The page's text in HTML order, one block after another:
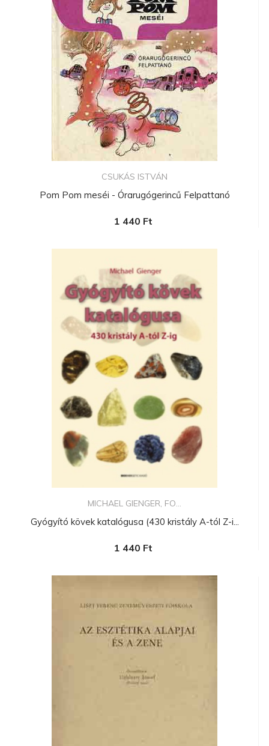
CSUKÁS ISTVÁN
Pom Pom meséi - Órarugógerincű Felpattanó
1 440 Ft
MICHAEL GIENGER, FO...
Gyógyító kövek katalógusa (430 kristály A-tól Z-i...
1 440 Ft